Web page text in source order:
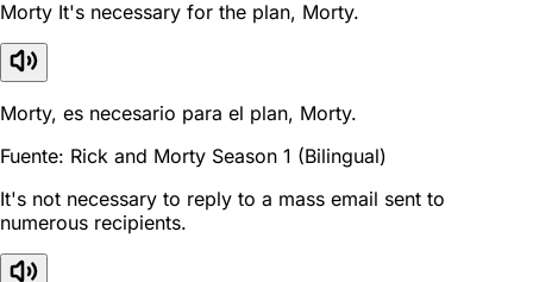
Morty It's necessary for the plan, Morty.
Morty, es necesario para el plan, Morty.
Fuente: Rick and Morty Season 1 (Bilingual)
It's not necessary to reply to a mass email sent to
numerous recipients.